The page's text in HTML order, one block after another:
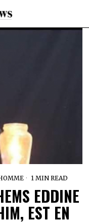
1 MIN READ
EDDINE
EST EN